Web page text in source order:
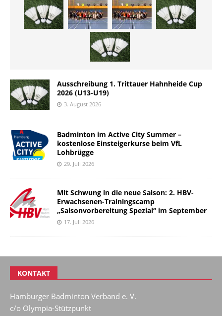
Ausschreibung 1. Trittauer Hahnheide Cup
2026 (U13-U19)
3. August 2026
Badminton im Active City Summer –
kostenlose Einsteigerkurse beim VfL
Lohbrügge
29. Juli 2026
Mit Schwung in die neue Saison: 2. HBV-
Erwachsenen-Trainingscamp
„Saisonvorbereitung Spezial“ im September
17. Juli 2026
KONTAKT
Hamburger Badminton Verband e. V.
c/o Olympia-Stützpunkt